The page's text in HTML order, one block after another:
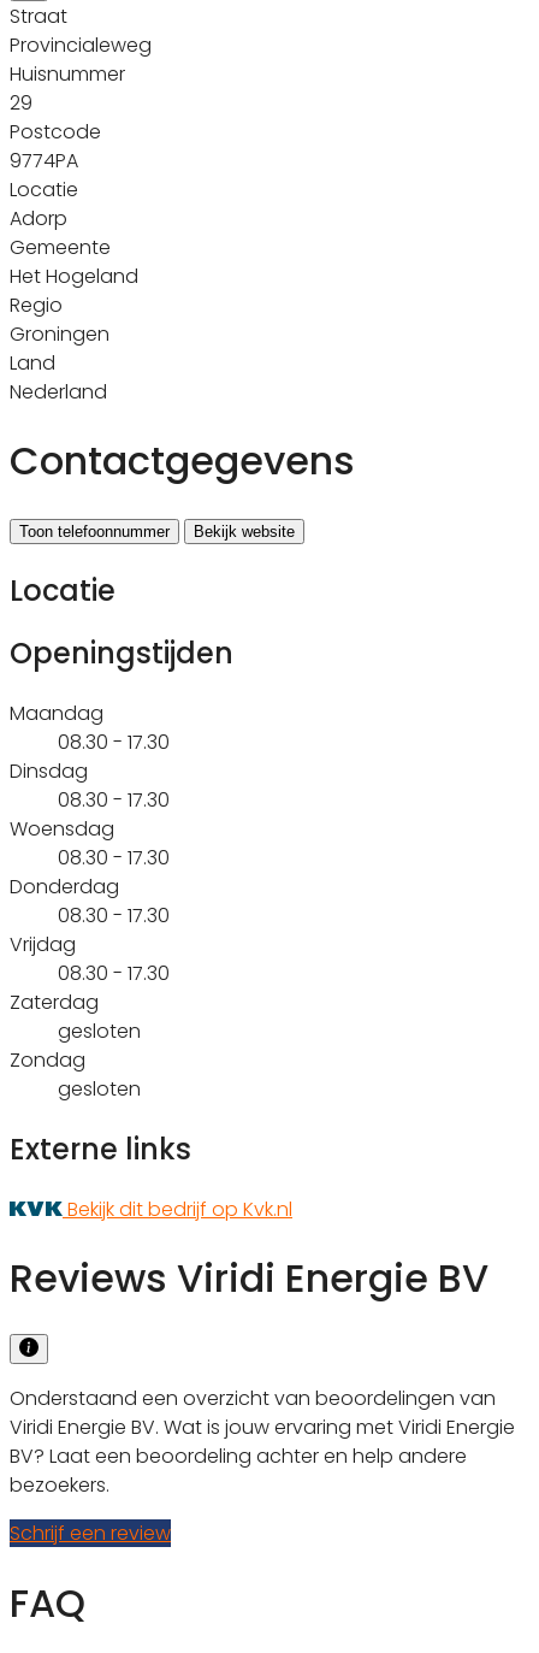
Straat
Provincialeweg
Huisnummer
29
Postcode
9774PA
Locatie
Adorp
Gemeente
Het Hogeland
Regio
Groningen
Land
Nederland
Contactgegevens
Toon telefoonnummer Bekijk website
Locatie
Openingstijden
Maandag
08.30 - 17.30
Dinsdag
08.30 - 17.30
Woensdag
08.30 - 17.30
Donderdag
08.30 - 17.30
Vrijdag
08.30 - 17.30
Zaterdag
gesloten
Zondag
gesloten
Externe links
Bekijk dit bedrijf op Kvk.nl
Reviews Viridi Energie BV
Onderstaand een overzicht van beoordelingen van
Viridi Energie BV. Wat is jouw ervaring met Viridi Energie
BV? Laat een beoordeling achter en help andere
bezoekers.
Schrijf een review
FAQ